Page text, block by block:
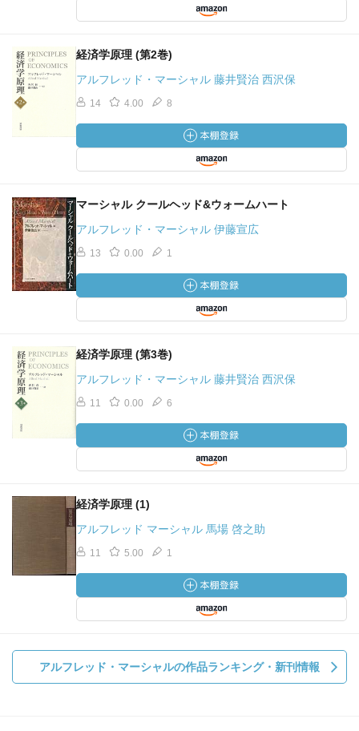
経済学原理 (第2巻)
アルフレッド・マーシャル 藤井賢治 西沢保
14 4.00 8
マーシャル クールヘッド&ウォームハート
アルフレッド・マーシャル 伊藤宣広
13 0.00 1
経済学原理 (第3巻)
アルフレッド・マーシャル 藤井賢治 西沢保
11 0.00 6
経済学原理 (1)
アルフレッド マーシャル 馬場 啓之助
11 5.00 1
アルフレッド・マーシャルの作品ランキング・新刊情報